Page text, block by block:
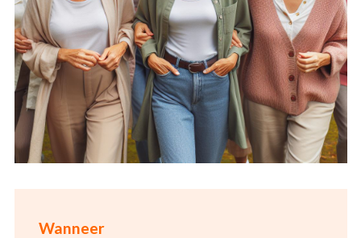
Wanneer